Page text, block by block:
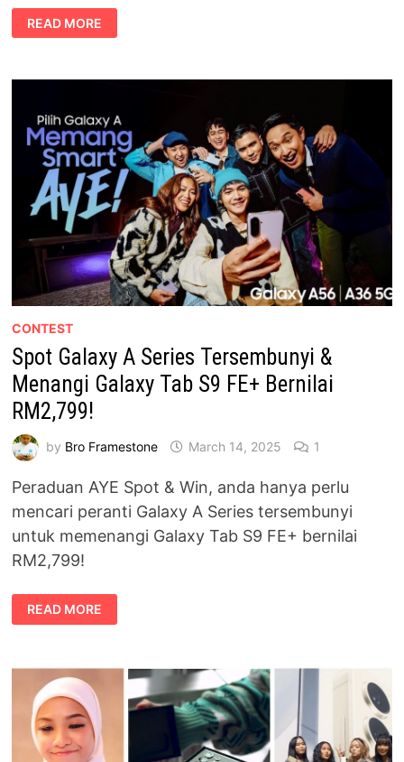
JOM
SERTAI
PERTANDINGAN
SO
MENANG
VIVO
V50
ANCORA
RED!
READ MORE
CONTEST
Spot Galaxy A Series Tersembunyi &
Menangi Galaxy Tab S9 FE+ Bernilai
RM2,799!
by Bro Framestone March 14, 2025 1
Peraduan AYE Spot & Win, anda hanya perlu
mencari peranti Galaxy A Series tersembunyi
untuk memenangi Galaxy Tab S9 FE+ bernilai
RM2,799!
SPOT
GALAXY
A
&
MENANGI
GALAXY
TAB
S9
FE+
BERNILAI
RM2,799!
READ MORE